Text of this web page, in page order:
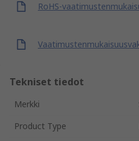
RoHS-
Tekniset tiedot
Merkki
Product Type